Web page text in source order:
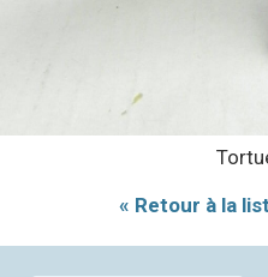
« Retour à la